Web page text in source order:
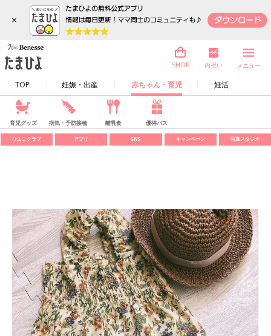
×
TOP 妊娠・出産 赤ちゃん・育児 妊活
SHOP 内祝い メニュー
育児グッズ 病気・予防接種 離乳食 優待パス
ひよこクラブ アプリ SNS キャンペーン 写真スタジオ